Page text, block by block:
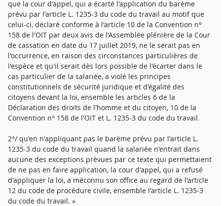
que la cour d'appel, qui a écarté l'application du barème
prévu par l'article L. 1235-3 du code du travail au motif que
celui-ci, déclaré conforme à l'article 10 de la Convention n°
158 de l'OIT par deux avis de l'Assemblée plénière de la Cour
de cassation en date du 17 juillet 2019, ne le serait pas en
l'occurrence, en raison des circonstances particulières de
l'espèce et qu'il serait dès lors possible de l'écarter dans le
cas particulier de la salariée, a violé les principes
constitutionnels de sécurité juridique et d'égalité des
citoyens devant la loi, ensemble les articles 6 de la
Déclaration des droits de l'homme et du citoyen, 10 de la
Convention n° 158 de l'OIT et L. 1235-3 du code du travail.
2°/ qu'en n'appliquant pas le barème prévu par l'article L.
1235-3 du code du travail quand la salariée n'entrait dans
aucune des exceptions prévues par ce texte qui permettaient
de ne pas en faire application, la cour d'appel, qui a refusé
d'appliquer la loi, a méconnu son office au regard de l'article
12 du code de procédure civile, ensemble l'article L. 1235-3
du code du travail. »